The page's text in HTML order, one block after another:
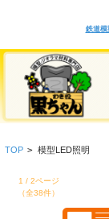
鉄道
TOP > 模型LED照明
1 / 2ページ
（全38件）